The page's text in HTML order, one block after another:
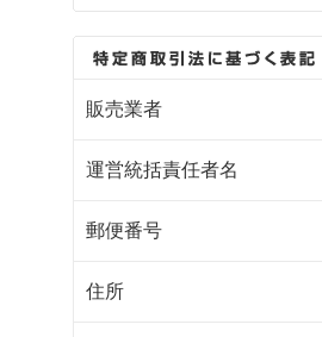
販売業者
運営統括責任者名
郵便番号
住所